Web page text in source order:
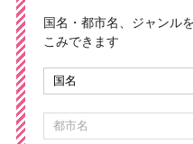
国名・都市名、ジャンル
こみできます